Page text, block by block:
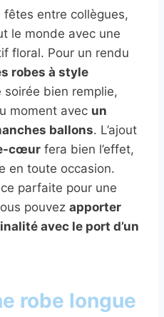
entre collègues,
le monde avec une
floral. Pour un rendu
robes à style
soirée bien remplie,
moment avec un
ballons. L’ajout
cœur fera bien l’effet,
en toute occasion.
parfaite pour une
pouvez apporter
avec le port d’un
robe longue